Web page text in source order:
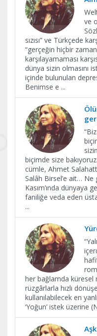
ve
sızısı” ve Türkçede
“gerçeğin hiçbir
karşılayamaması
dünya sizin olmasını
içinde bulunulan
Benimse e ...
biçimde size
cümle, Ahmet
Salâh Birsel’e ait… Ne
Kasım’ında dünyaya
faniliğe veda eden
...
her bağlamda küresel
rüzgârlarla hızlı
kullanılabilecek en
‘Yoğun’ istek üzerine